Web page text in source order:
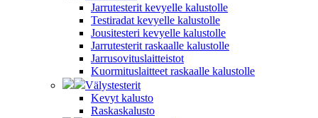
Jarrutesterit kevyelle kalustolle
Testiradat kevyelle kalustolle
Jousitesteri kevyelle kalustolle
Jarrutesterit raskaalle kalustolle
Jarrusovituslaitteistot
Kuormituslaitteet raskaalle kalustolle
Välystesterit
Kevyt kalusto
Raskaskalusto